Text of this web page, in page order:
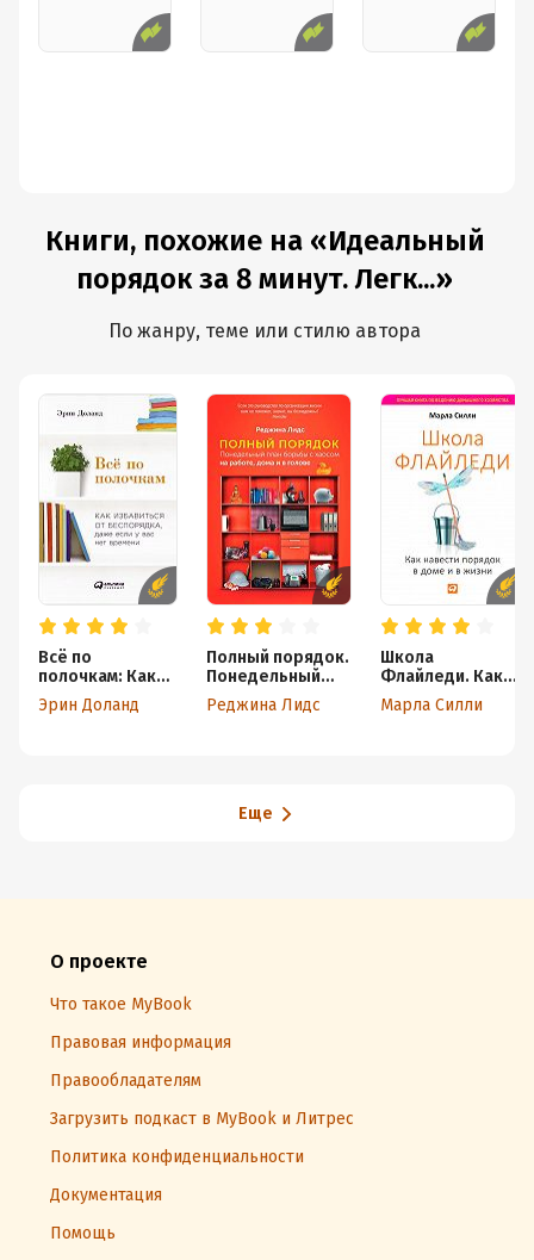
Книги, похожие на «Идеальный
порядок за 8 минут. Легк...»
По жанру, теме или стилю автора
Всё по
полочкам: Как
избавиться от
беспорядка,
Эрин Доланд
Полный порядок.
Понедельный
план борьбы с
хаосом на
Реджина Лидс
Школа
Флайледи. Как
навести порядок
в доме и в жизни
Марла Силли
Еще
О проекте
Что такое MyBook
Правовая информация
Правообладателям
Загрузить подкаст в MyBook и Литрес
Политика конфиденциальности
Документация
Помощь